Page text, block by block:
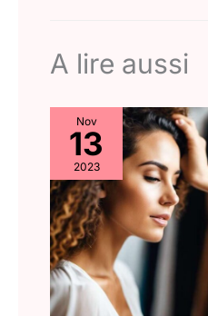
A lire aussi
Nov
13
2023